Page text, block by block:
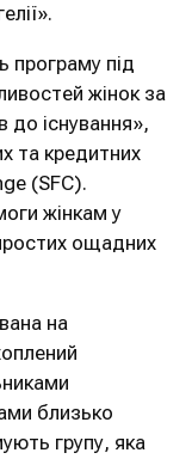
програму під
жінок за
до існування»,
та кредитних
(SFC).
жінкам у
простих ощадних
на
близько
групу, яка